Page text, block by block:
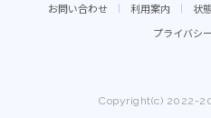
お問い合わせ 利用案内 状
プライバシ
Copyright(c) 2022-